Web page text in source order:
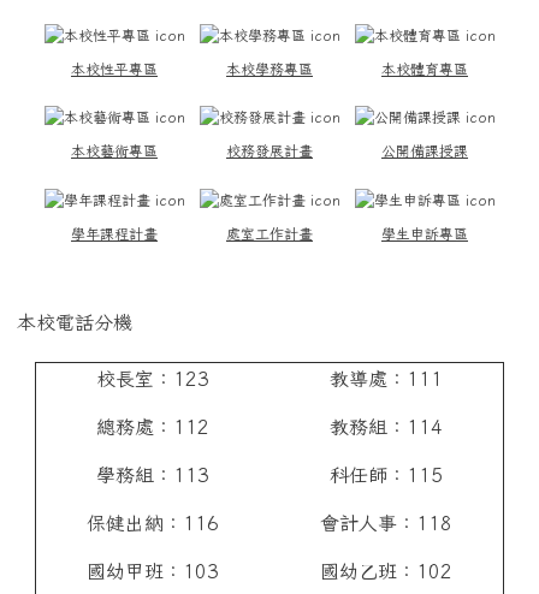
本校性平專區 本校學務專區 本校體育專區
本校藝術專區 校務發展計畫 公開備課授課
學年課程計畫 處室工作計畫 學生申訴專區
本校電話分機
校長室：123
總務處：112
學務組：113
保健出納：116
國幼甲班：103
教導處：111
教務組：114
科任師：115
會計人事：118
國幼乙班：102